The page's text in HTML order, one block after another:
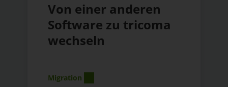
Von einer anderen
Software zu tricoma
wechseln
Migration